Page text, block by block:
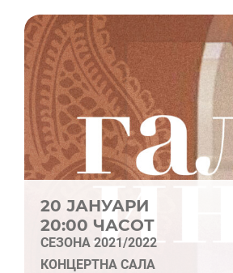
20 ЈАНУАРИ
20:00 ЧАСОТ
СЕЗОНА 2021/2022
КОНЦЕРТНА САЛА